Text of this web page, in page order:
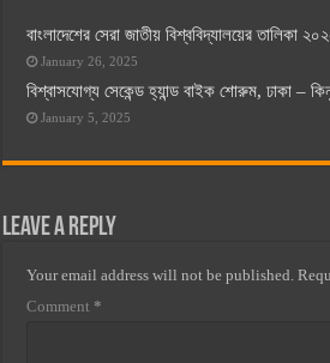
বাংলাদেশের সেরা জাতীয় বিশ্ববিদ্যালয়ের তালিকা
January 26, 2025
বিশ্বাসযোগ্য সেকেন্ড হ্যান্ড বাইক শোরুম, ঢাকা –
January 5, 2025
Leave a Reply
Your email address will not be published.
Comment *